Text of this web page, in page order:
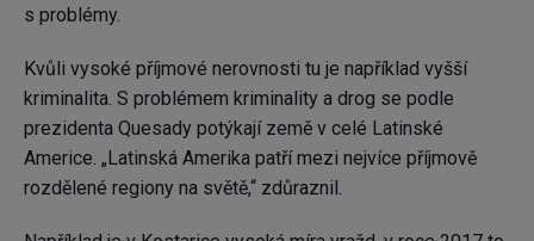
s problémy.
Kvůli vysoké příjmové nerovnosti tu je například vyšší
kriminalita. S problémem kriminality a drog se podle
prezidenta Quesady potýkají země v celé Latinské
Americe. „Latinská Amerika patří mezi nejvíce příjmově
rozdělené regiony na světě,“ zdůraznil.